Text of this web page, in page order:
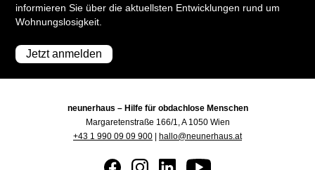
informieren Sie über die aktuellsten Entwicklungen rund um
Wohnungslosigkeit.
Jetzt anmelden
neunerhaus – Hilfe für obdachlose Menschen
Margaretenstraße 166/1, A 1050 Wien
+43 1 990 09 09 900
hallo@neunerhaus.at